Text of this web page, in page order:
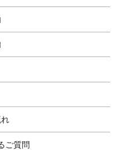
ご質問